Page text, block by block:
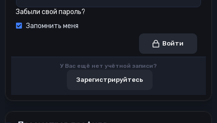
Забыли свой пароль?
Запомнить меня
Войти
У Вас ещё нет учётной записи?
Зарегистрируйтесь